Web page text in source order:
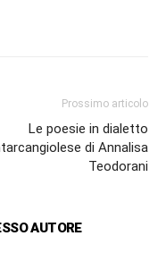
Prossimo articolo
Le poesie in dialetto
di Annalisa
Teodorani
AUTORE